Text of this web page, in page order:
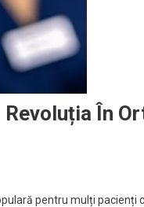
În
pentru mulți